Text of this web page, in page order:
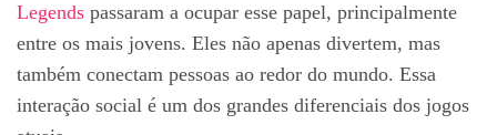
Legends passaram a ocupar esse papel, principalmente
entre os mais jovens. Eles não apenas divertem, mas
também conectam pessoas ao redor do mundo. Essa
interação social é um dos grandes diferenciais dos jogos